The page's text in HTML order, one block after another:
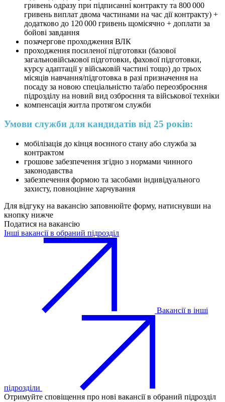
гривень одразу при підписанні контракту та 800 000
гривень виплат двома частинами на час дії контракту) +
додатково до 120 000 гривень щомісячно + доплати за
бойові завдання
позачергове проходження ВЛК
проходження посиленої підготовки (базової
загальновійськової підготовки, фахової підготовки,
курсу адаптації у військовій частині тощо) до трьох
місяців навчання/підготовка в разі призначення на
посаду за новою спеціальністю та/або переозброєння
підрозділу на новий вид озброєння та військової техніки
компенсація житла протягом служби
Умови служби для кандидатів від 25 років:
мобілізація до кінця воєнного стану або служба за
контрактом
грошове забезпечення згідно з нормами чинного
законодавства
забезпечення формою та засобами індивідуального
захисту, повноцінне харчування
Для відгуку на вакансію заповнюйте форму, натиснувши на
кнопку нижче
Податися на вакансію
Інші вакансії в обраний підрозділ
Вакансії в інші
підрозділи
Отримуйте сповіщення про нові вакансії в обраний підрозділ